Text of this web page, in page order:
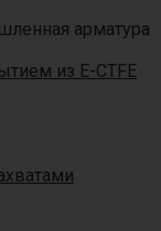
арматура
из E-CTFE